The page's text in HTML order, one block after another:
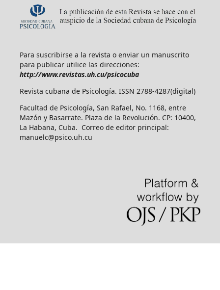
Para suscribirse a la revista o enviar un manuscrito
para publicar utilice las direcciones:
http://www.revistas.uh.cu/psicocuba
Revista cubana de Psicología. ISSN 2788-4287(digital)
Facultad de Psicología, San Rafael, No. 1168, entre
Mazón y Basarrate. Plaza de la Revolución. CP: 10400,
La Habana, Cuba. Correo de editor principal:
manuelc@psico.uh.cu